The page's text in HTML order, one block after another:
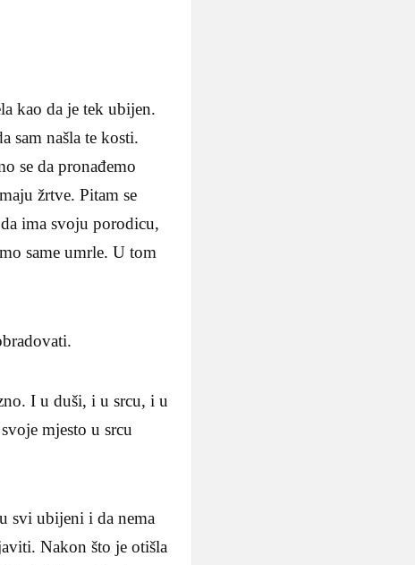
kao da je tek ubijen.
sam našla te kosti.
se da pronađemo
žrtve. Pitam se
ima svoju porodicu,
same umrle. U tom
I u duši, i u srcu, i u
mjesto u srcu
svi ubijeni i da nema
Nakon što je otišla